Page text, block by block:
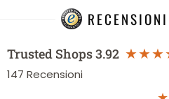
Trusted Shops3.92
147 Recensioni